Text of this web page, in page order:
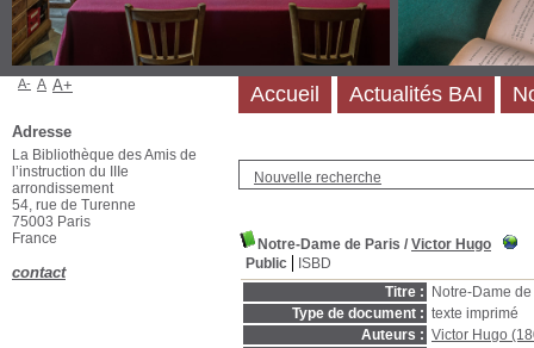
Nouvelle recherche
Notre-Dame de Paris / Victor Hugo
Public
ISBD
Titre :
Notre-Dame
Type de document : texte imprimé
Auteurs : Victor Hugo
Accueil Actualités BAI
A- A A+
Adresse
La Bibliothèque des Amis de
l’instruction du IIIe
arrondissement
54, rue de Turenne
75003 Paris
France
contact